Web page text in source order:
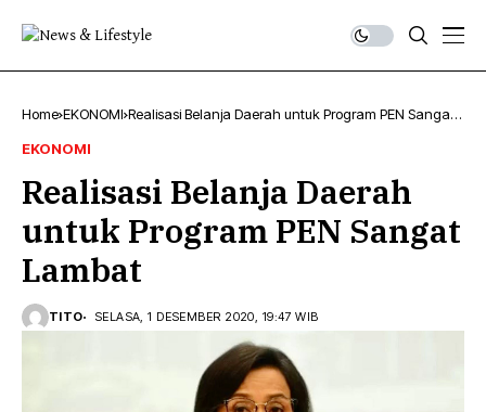
Home EKONOMI Realisasi Belanja Daerah untuk Program PEN Sangat
EKONOMI
Realisasi Belanja Daerah
untuk Program PEN Sangat
Lambat
TITO SELASA, 1 DESEMBER 2020, 19:47 WIB